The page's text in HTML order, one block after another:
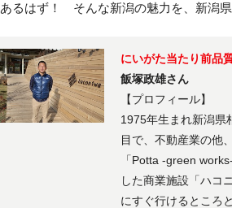
あるはず！ そんな新潟の魅力を、新潟県
にいがた当たり前品
飯塚政雄さん
【プロフィール】
1975年生まれ新潟県
目で、不動産業の他
「Potta -green
した商業施設「ハコ
にすぐ行けるところ